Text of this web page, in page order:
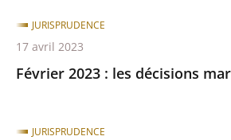
Février 2023 : les décisions
JURISPRUDENCE
17 avril 2023
JURISPRUDENCE